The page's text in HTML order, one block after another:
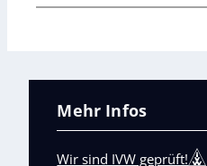
Mehr Infos
Wir sind IVW geprüft!